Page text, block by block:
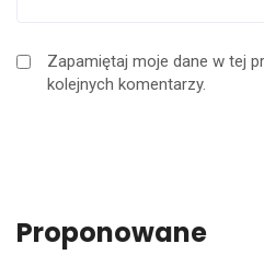
Zapamiętaj moje dane w tej
kolejnych komentarzy.
Proponowane